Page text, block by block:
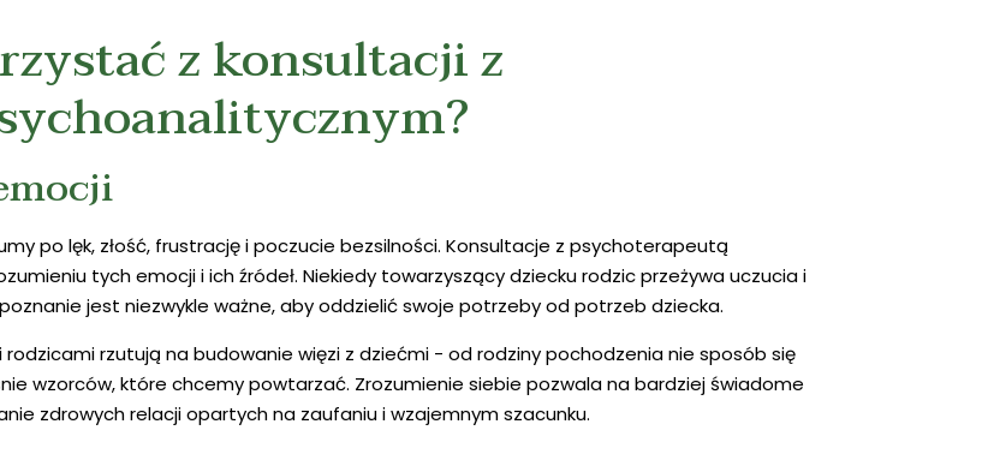
z konsultacji z
po lęk, złość, frustrację i poczucie bezsilności. Konsultacje z psychoterapeutą
tych emocji i ich źródeł. Niekiedy towarzyszący dziecku rodzic przeżywa uczucia i
jest niezwykle ważne, aby oddzielić swoje potrzeby od potrzeb dziecka.
rodzicami rzutują na budowanie więzi z dziećmi - od rodziny pochodzenia nie sposób się
wzorców, które chcemy powtarzać. Zrozumienie siebie pozwala na bardziej świadome
zdrowych relacji opartych na zaufaniu i wzajemnym szacunku.